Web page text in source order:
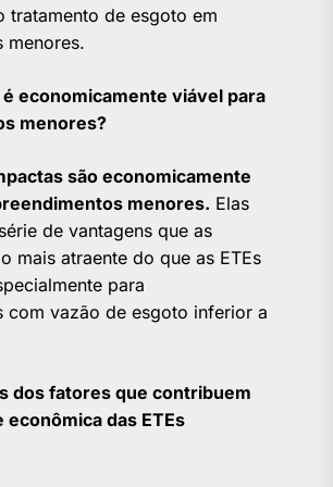
tratamento de esgoto em
menores.
é economicamente viável para
menores?
são economicamente
menores. Elas
de vantagens que as
mais atraente do que as ETEs
para
com vazão de esgoto inferior a
dos fatores que contribuem
econômica das ETEs